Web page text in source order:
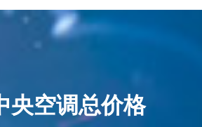
央空调总价格